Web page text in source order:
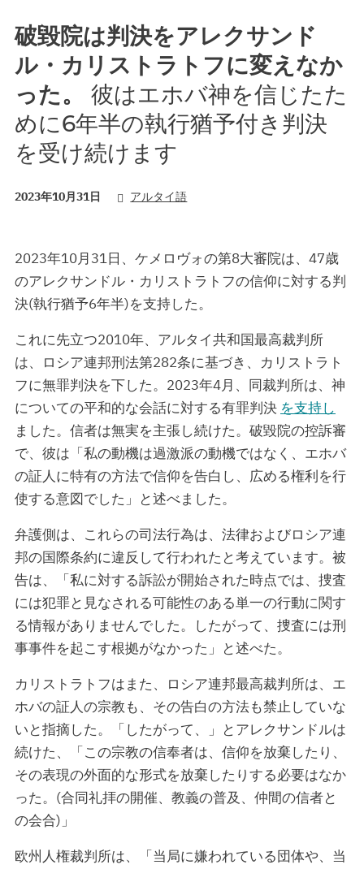
破毀院は判決をアレクサンド
ル・カリストラトフに変えなか
った。 彼はエホバ神を信じたた
めに6年半の執行猶予付き判決
を受け続けます
2023年10月31日 アルタイ語
2023年10月31日、ケメロヴォの第8大審院は、47歳
のアレクサンドル・カリストラトフの信仰に対する判
決(執行猶予6年半)を支持した。
これに先立つ2010年、アルタイ共和国最高裁判所
は、ロシア連邦刑法第282条に基づき、カリストラト
フに無罪判決を下した。2023年4月、同裁判所は、神
についての平和的な会話に対する有罪判決 を支持し
ました。信者は無実を主張し続けた。破毀院の控訴審
で、彼は「私の動機は過激派の動機ではなく、エホバ
の証人に特有の方法で信仰を告白し、広める権利を行
使する意図でした」と述べました。
弁護側は、これらの司法行為は、法律およびロシア連
邦の国際条約に違反して行われたと考えています。被
告は、「私に対する訴訟が開始された時点では、捜査
には犯罪と見なされる可能性のある単一の行動に関す
る情報がありませんでした。したがって、捜査には刑
事事件を起こす根拠がなかった」と述べた。
カリストラトフはまた、ロシア連邦最高裁判所は、エ
ホバの証人の宗教も、その告白の方法も禁止していな
いと指摘した。「したがって、」とアレクサンドルは
続けた、「この宗教の信奉者は、信仰を放棄したり、
その表現の外面的な形式を放棄したりする必要はなか
った。(合同礼拝の開催、教義の普及、仲間の信者と
の会合)」
欧州人権裁判所は、「当局に嫌われている団体や、当